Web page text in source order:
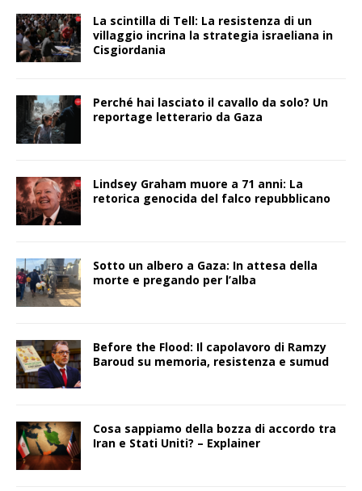
La scintilla di Tell: La resistenza di un
villaggio incrina la strategia israeliana in
Cisgiordania
Perché hai lasciato il cavallo da solo? Un
reportage letterario da Gaza
Lindsey Graham muore a 71 anni: La
retorica genocida del falco repubblicano
Sotto un albero a Gaza: In attesa della
morte e pregando per l’alba
Before the Flood: Il capolavoro di Ramzy
Baroud su memoria, resistenza e sumud
Cosa sappiamo della bozza di accordo tra
Iran e Stati Uniti? – Explainer